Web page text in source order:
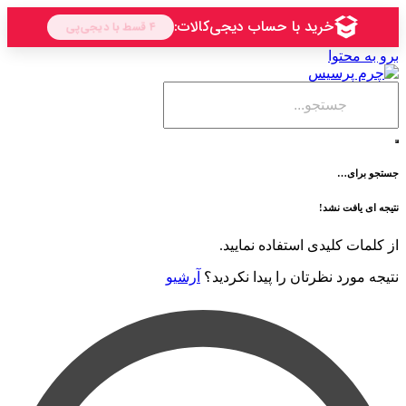
نشد!
کلیدی استفاده نمایید.
نظرتان را پیدا نکردید؟ آرشیو